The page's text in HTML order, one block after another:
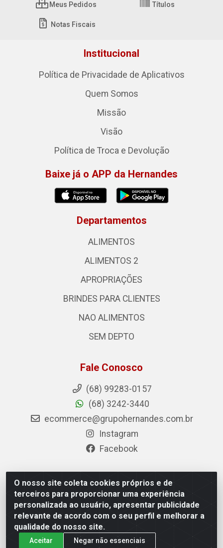
O nosso site coleta cookies próprios e de
terceiros para proporcionar uma experiência
personalizada ao usuário, apresentar publicidade
relevante de acordo com o seu perfil e melhorar a
qualidade do nosso site.
Aceitar Negar não essenciais
Meus Pedidos Títulos
Notas Fiscais
Institucional
Política de Privacidade de Aplicativos
Quem Somos
Missão
Visão
Política de Troca e Devolução
Baixe já o APP da Hernandes
Departamentos
ALIMENTOS
ALIMENTOS 2
APROPRIAÇÕES
BRINDES PARA CLIENTES
NAO ALIMENTOS
SEM DEPTO
Fale Conosco
(68) 99283-0157
(68) 3242-3440
ecommerce@grupohernandes.com.br
Instagram
Facebook
Hernandes - Atacado e Distribuições - Rodovia
Transacreana, 2155 - Floresta Sul, Rio Branco/AC - CEP
69.912-290 - CNPJ 12.996.556/0001-69